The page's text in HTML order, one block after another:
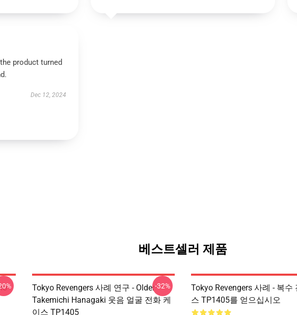
product turned
Dec 12, 2024
베스트셀러 제품
Tokyo Revengers 사례 연구 - Older
Takemichi Hanagaki 웃음 얼굴 전화 케
이스 TP1405
-32%
Tokyo Revengers 사례 - 복수
스 TP1405를 얻으십시오